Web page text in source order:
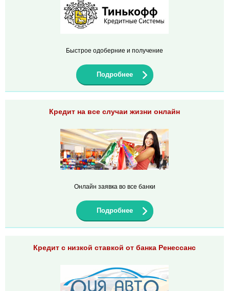
Быстрое одоберние и получение
Подробнее
Кредит на все случаи жизни онлайн
Онлайн заявка во все банки
Подробнее
Кредит с низкой ставкой от банка Ренессанс